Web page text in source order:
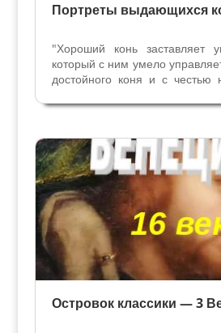
Портреты выдающихся
"Хороший конь заставляет
который с ним умело
достойного коня и с честью
очень почетно " Слова
у таких...
Искусство
Художники
Островок классики — 3